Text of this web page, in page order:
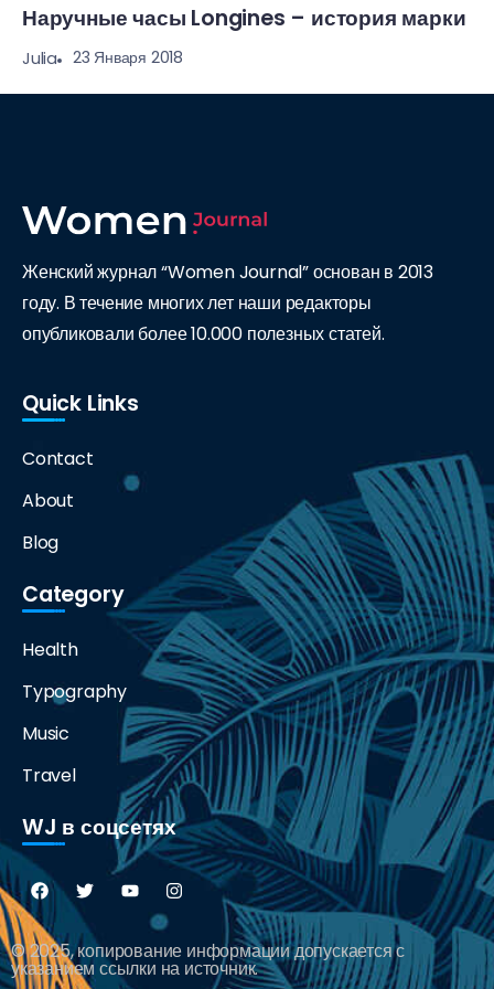
Наручные часы Longines – история марки
Julia 23 Января 2018
Женский журнал “Women Journal” основан в 2013
году. В течение многих лет наши редакторы
опубликовали более 10.000 полезных статей.
Quick Links
Contact
About
Blog
Category
Health
Typography
Music
Travel
WJ в соцсетях
© 2025, копирование информации допускается с
указанием ссылки на источник.